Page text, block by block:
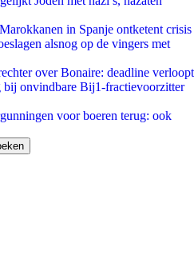
in Spanje ontketent crisis
alsnog op de vingers met
over Bonaire: deadline verloopt
bij onvindbare Bij1-fractievoorzitter
voor boeren terug: ook